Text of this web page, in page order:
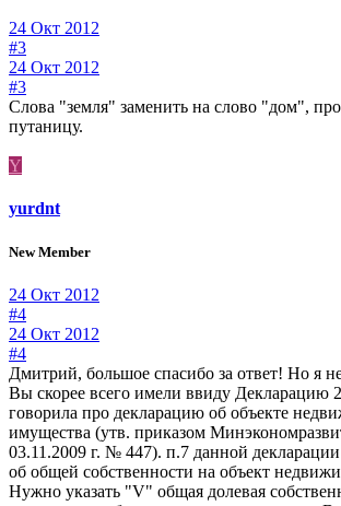
24 Окт 2012
#3
24 Окт 2012
#3
Слова "земля" заменить на слово "дом",
путаницу.
Y
yurdnt
New Member
24 Окт 2012
#4
24 Окт 2012
#4
Дмитрий, большое спасибо за ответ! Но я
Вы скорее всего имели ввиду
говорила про декларацию об объекте
имущества (утв. приказом
03.11.2009 г. № 447). п.7 данной
об общей собственности на объект
Нужно указать "V" общая долевая